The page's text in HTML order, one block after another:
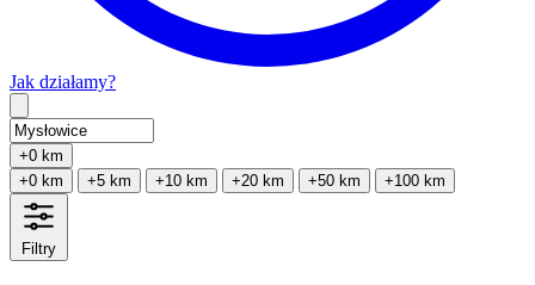
Jak działamy?
+0 km
+0 km
+5 km +10 km +20 km +50 km +100 km
Filtry